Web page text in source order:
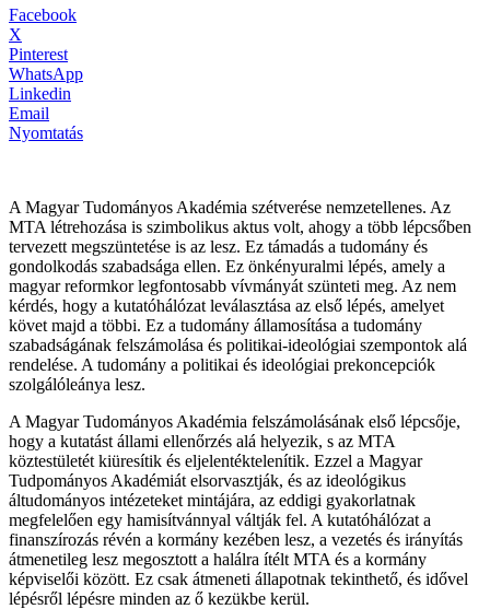
Facebook
X
Pinterest
WhatsApp
Linkedin
Email
Nyomtatás
A Magyar Tudományos Akadémia szétverése nemzetellenes. Az
MTA létrehozása is szimbolikus aktus volt, ahogy a több lépcsőben
tervezett megszüntetése is az lesz. Ez támadás a tudomány és
gondolkodás szabadsága ellen. Ez önkényuralmi lépés, amely a
magyar reformkor legfontosabb vívmányát szünteti meg. Az nem
kérdés, hogy a kutatóhálózat leválasztása az első lépés, amelyet
követ majd a többi. Ez a tudomány államosítása a tudomány
szabadságának felszámolása és politikai-ideológiai szempontok alá
rendelése. A tudomány a politikai és ideológiai prekoncepciók
szolgálóleánya lesz.
A Magyar Tudományos Akadémia felszámolásának első lépcsője,
hogy a kutatást állami ellenőrzés alá helyezik, s az MTA
köztestületét kiüresítik és eljelentéktelenítik. Ezzel a Magyar
Tudpományos Akadémiát elsorvasztják, és az ideológikus
áltudományos intézeteket mintájára, az eddigi gyakorlatnak
megfelelően egy hamisítvánnyal váltják fel. A kutatóhálózat a
finanszírozás révén a kormány kezében lesz, a vezetés és irányítás
átmenetileg lesz megosztott a halálra ítélt MTA és a kormány
képviselői között. Ez csak átmeneti állapotnak tekinthető, és idővel
lépésről lépésre minden az ő kezükbe kerül.